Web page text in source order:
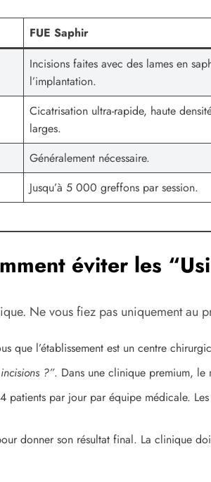
FUE Saphir
Incisions faites avec des lames en
l’implantation.
Cicatrisation ultra-rapide, haute
larges.
Généralement nécessaire.
Jusqu’à 5 000 greffons par session.
éviter les
Ne vous fiez pas uniquement au
que l’établissement est un centre
?”. Dans une clinique premium, le
patients par jour par équipe médicale.
donner son résultat final. La clinique